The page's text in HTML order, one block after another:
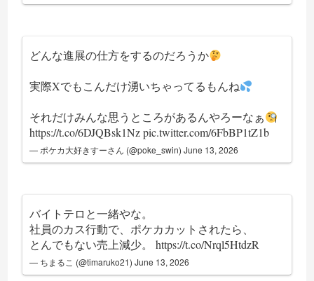
どんな進展の仕方をするのだろうか
実際Xでもこんだけ湧いちゃってるもんね
それだけみんな思うところがあるんやろーなぁ
https://t.co/6DJQBsk1Nz pic.twitter.com/6FbBP1tZ1b
— ポケカ大好きすーさん (@poke_swin)June 13, 2026
バイトテロと一緒やな。
社員のカス行動で、ポケカカットされたら、
とんでもない売上減少。https://t.co/Nrql5HtdzR
— ちまるこ (@timaruko21)June 13, 2026